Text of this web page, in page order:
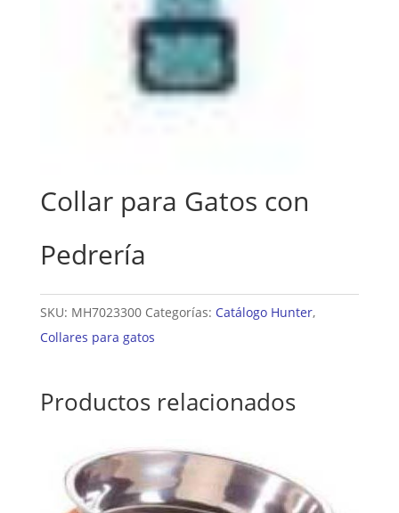
Collar para Gatos con
Pedrería
SKU: MH7023300 Categorías: Catálogo Hunter,
Collares para gatos
Productos relacionados